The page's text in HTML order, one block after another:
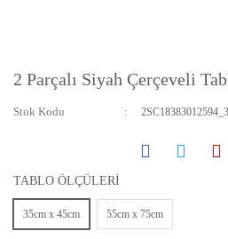
2 Parçalı Siyah Çerçeveli
Stok Kodu
TABLO ÖLÇÜLERİ
35cm x 45cm 55cm x 75cm